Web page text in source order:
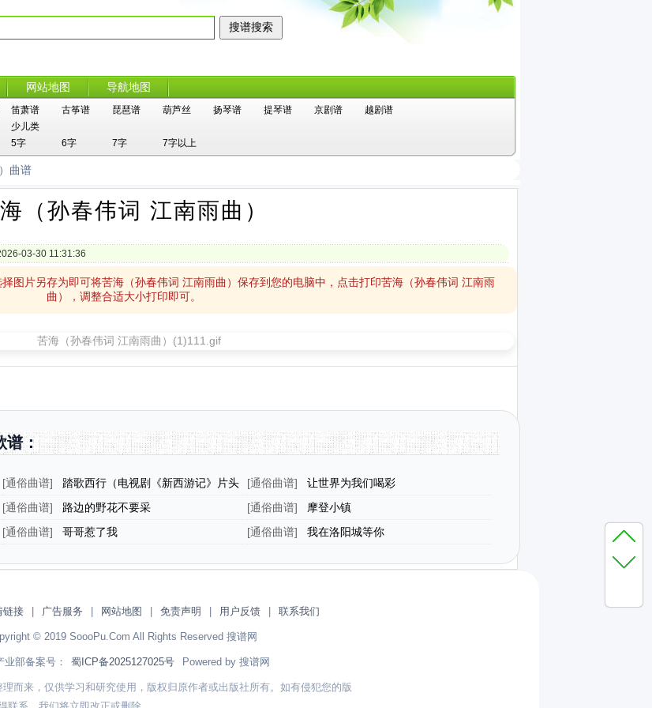
网站地图 导航地图
笛萧谱 古筝谱 琵琶谱 葫芦丝 扬琴谱 提琴谱 京剧谱
越剧谱
少儿类
5字 6字 7字 7字以上
曲谱
（孙春伟词 江南雨曲）
03-30 11:31:36
图片另存为即可将苦海（孙春伟词 江南雨曲）保存到您的电脑中，点击打印苦海（孙春伟词 江南雨
曲），调整合适大小打印即可。
谱：
[通俗曲谱]
踏歌西行（电视剧《新西游记》片头
曲）
[通俗曲谱]
让世界为我们喝彩
[通俗曲谱] 路边的野花不要采 [通俗曲谱]
摩登小镇
[通俗曲谱] 哥哥惹了我 [通俗曲谱] 我在洛阳城等你
链接 广告服务 网站地图 免责声明 用户反馈 联系我们
© 2019 SoooPu.Com All Rights Reserved 搜谱网
业部备案号： 蜀ICP备2025127025号 Powered by 搜谱网
而来，仅供学习和研究使用，版权归原作者或出版社所有。如有侵犯您的版